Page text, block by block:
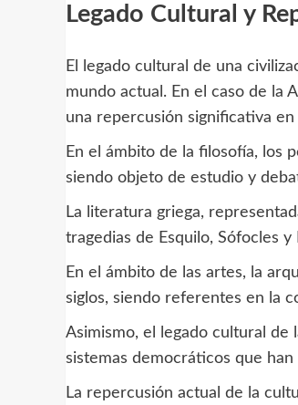
Legado Cultural y
El legado cultural de una
mundo actual. En el caso de la
una repercusión significativa
En el ámbito de la filosofía, los
siendo objeto de estudio y
La literatura griega,
tragedias de Esquilo, Sófocles
En el ámbito de las artes, la
siglos, siendo referentes en la
Asimismo, el legado cultural de
sistemas democráticos que
La repercusión actual de la